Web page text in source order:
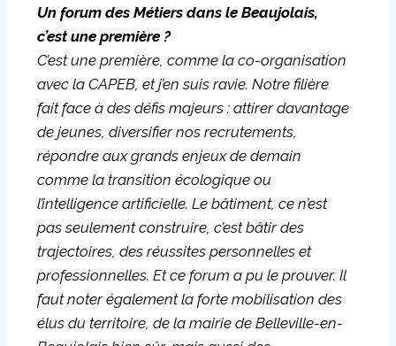
Un forum des Métiers dans le Beaujolais,
c’est une première ?
C’est une première, comme la co-organisation
avec la CAPEB, et j’en suis ravie. Notre filière
fait face à des défis majeurs : attirer davantage
de jeunes, diversifier nos recrutements,
répondre aux grands enjeux de demain
comme la transition écologique ou
l’intelligence artificielle. Le bâtiment, ce n’est
pas seulement construire, c’est bâtir des
trajectoires, des réussites personnelles et
professionnelles. Et ce forum a pu le prouver. Il
faut noter également la forte mobilisation des
élus du territoire, de la mairie de Belleville-en-